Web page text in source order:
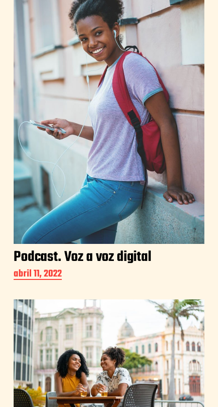
Podcast. Voz a voz digital
abril 11, 2022